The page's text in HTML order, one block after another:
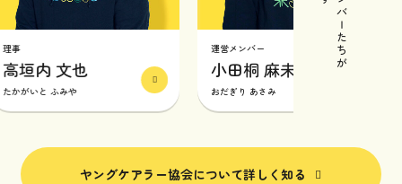
内 文也
いと ふみや
運営メンバー
小田桐 麻未
おだぎり あさみ
ヤングケアラー協会について詳しく知る